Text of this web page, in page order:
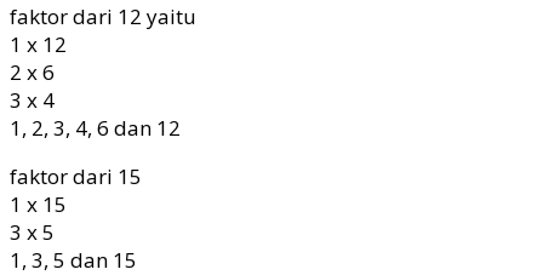
faktor dari 12 yaitu
1 x 12
2 x 6
3 x 4
1, 2, 3, 4, 6 dan 12
faktor dari 15
1 x 15
3 x 5
1, 3, 5 dan 15